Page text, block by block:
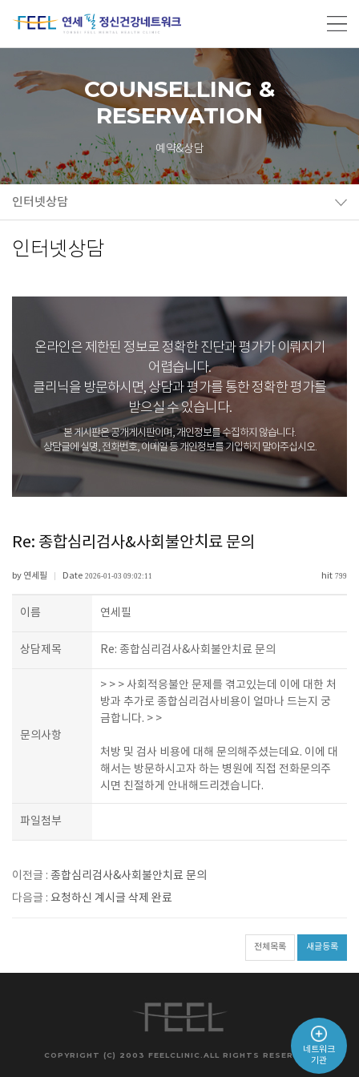
네트워크
기관
COUNSELLING &
RESERVATION
예약&상담
인터넷상담
인터넷상담
온라인은 제한된 정보로 정확한 진단과 평가가 이뤄지기
어렵습니다.
클리닉을 방문하시면, 상담과 평가를 통한 정확한 평가를
받으실 수 있습니다.
본 게시판은 공개게시판이며, 개인정보를 수집하지 않습니다.
상담글에 실명, 전화번호, 이메일 등 개인정보를 기입하지 말아주십시오.
Re: 종합심리검사&사회불안치료 문의
by 연세필 Date 2026-01-03 09:02:11 hit 799
이름 연세필
상담제목 Re: 종합심리검사&사회불안치료 문의
문의사항
> > > 사회적응불안 문제를 겪고있는데 이에 대한 처
방과 추가로 종합심리검사비용이 얼마나 드는지 궁
금합니다. > >
처방 및 검사 비용에 대해 문의해주셨는데요. 이에 대
해서는 방문하시고자 하는 병원에 직접 전화문의주
시면 친절하게 안내해드리겠습니다.
파일첨부
이전글 : 종합심리검사&사회불안치료 문의
다음글 : 요청하신 계시글 삭제 완료
전체목록 새글등록
COPYRIGHT (C) 2003 FEELCLINIC.ALL RIGHTS RESERVED.